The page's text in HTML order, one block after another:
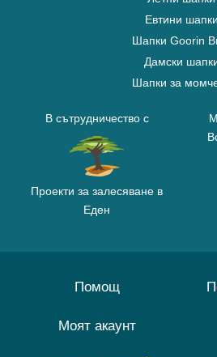
Евтини шапки
Шапки Goorin
Дамски
Шапки за
В сътрудничество с
Проекти за залесяване в
Еден
Помощ
Моят акаунт